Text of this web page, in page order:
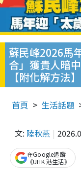
蘇民峰2026馬
合」獲貴人暗
【附化解方法】
首頁 生活話題
文: 陸秋燕
在Google追蹤
《UHK 港生活》